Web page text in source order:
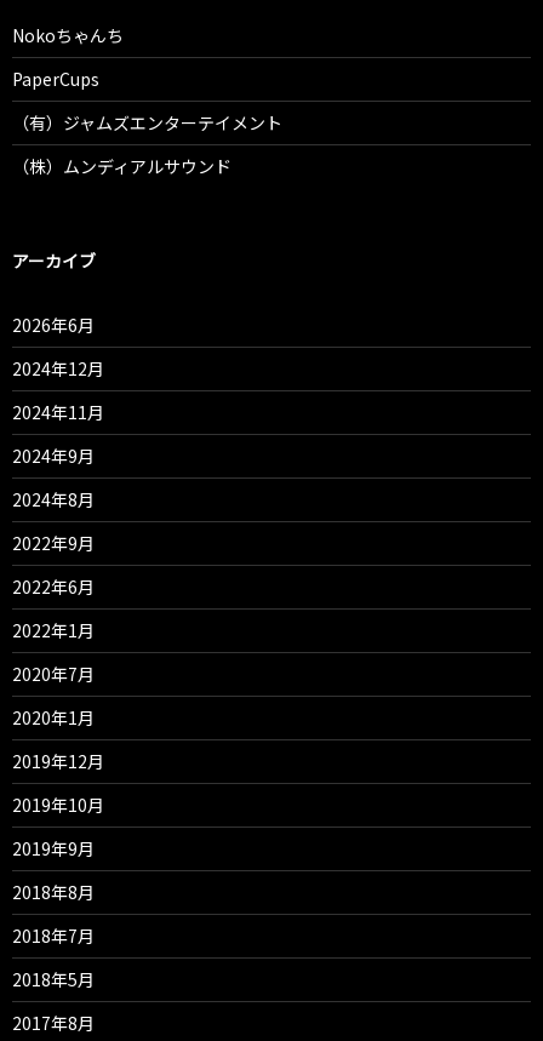
Nokoちゃんち
PaperCups
（有）ジャムズエンターテイメント
（株）ムンディアルサウンド
アーカイブ
2026年6月
2024年12月
2024年11月
2024年9月
2024年8月
2022年9月
2022年6月
2022年1月
2020年7月
2020年1月
2019年12月
2019年10月
2019年9月
2018年8月
2018年7月
2018年5月
2017年8月